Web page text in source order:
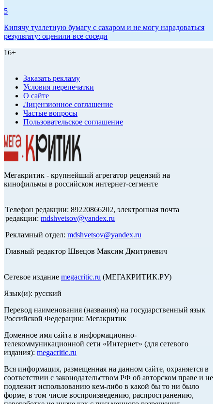
5
Кипячу туалетную бумагу с сахаром и не могу нарадоваться
результату: оценили все соседи
16+
Заказать рекламу
Условия перепечатки
О сайте
Лицензионное соглашение
Частые вопросы
Пользовательское соглашение
Мегакритик - крупнейший агрегатор рецензий на
кинофильмы в российском интернет-сегменте
Телефон редакции: 89220866202, электронная почта
редакции: mdshvetsov@yandex.ru
Рекламный отдел: mdshvetsov@yandex.ru
Главный редактор Швецов Максим Дмитриевич
Сетевое издание megacritic.ru (МЕГАКРИТИК.РУ)
Язык(и): русский
Перевод наименования (названия) на государственный язык
Российской Федерации: Мегакритик
Доменное имя сайта в информационно-
телекоммуникационной сети «Интернет» (для сетевого
издания): megacritic.ru
Вся информация, размещенная на данном сайте, охраняется в
соответствии с законодательством РФ об авторском праве и не
подлежит использованию кем-либо в какой бы то ни было
форме, в том числе воспроизведению, распространению,